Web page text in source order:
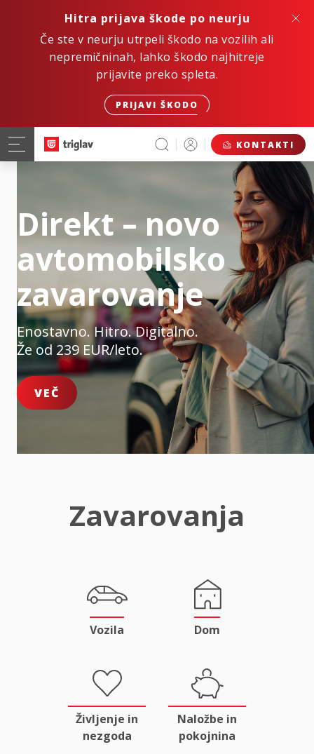
Hitra prijava škode po neurju
Če ste v neurju utrpeli škodo na vozilih ali
nepremičninah, lahko škodo najhitreje
prijavite preko spleta.
PRIJAVI ŠKODO
KONTAKTI
Direkt – novo
avtomobilsko
zavarovanje
Enostavno. Hitro. Digitalno.
Že od 239 EUR/leto.
VEČ
Zavarovanja
Vozila Dom
Življenje in
nezgoda
Naložbe in
pokojnina